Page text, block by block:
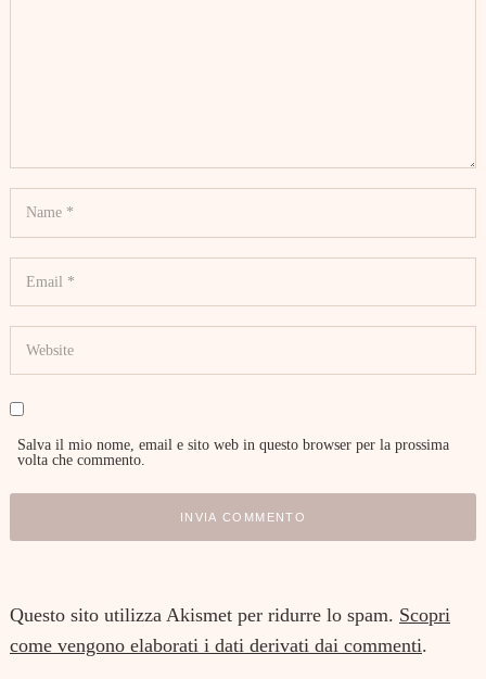
Salva il mio nome, email e sito web in questo browser per la prossima
volta che commento.
Questo sito utilizza Akismet per ridurre lo spam. Scopri
come vengono elaborati i dati derivati dai commenti.